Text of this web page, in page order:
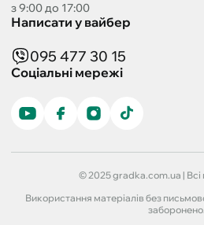
з 9:00 до 17:00
Написати у вайбер
095 477 30 15
Соціальні мережі
© 2025 gradka.com.ua | Всі
Використання матеріалів без
заборонено.